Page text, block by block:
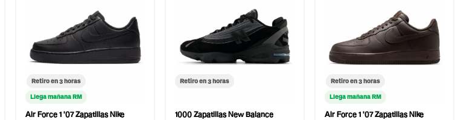
Retiro en 3 horas
Llega mañana RM
Air Force 1 '07 Zapatillas Nike
Retiro en 3 horas
1000 Zapatillas New Balance
Retiro en 3 horas
Llega mañana RM
Air Force 1 '07 Zapatillas Nike